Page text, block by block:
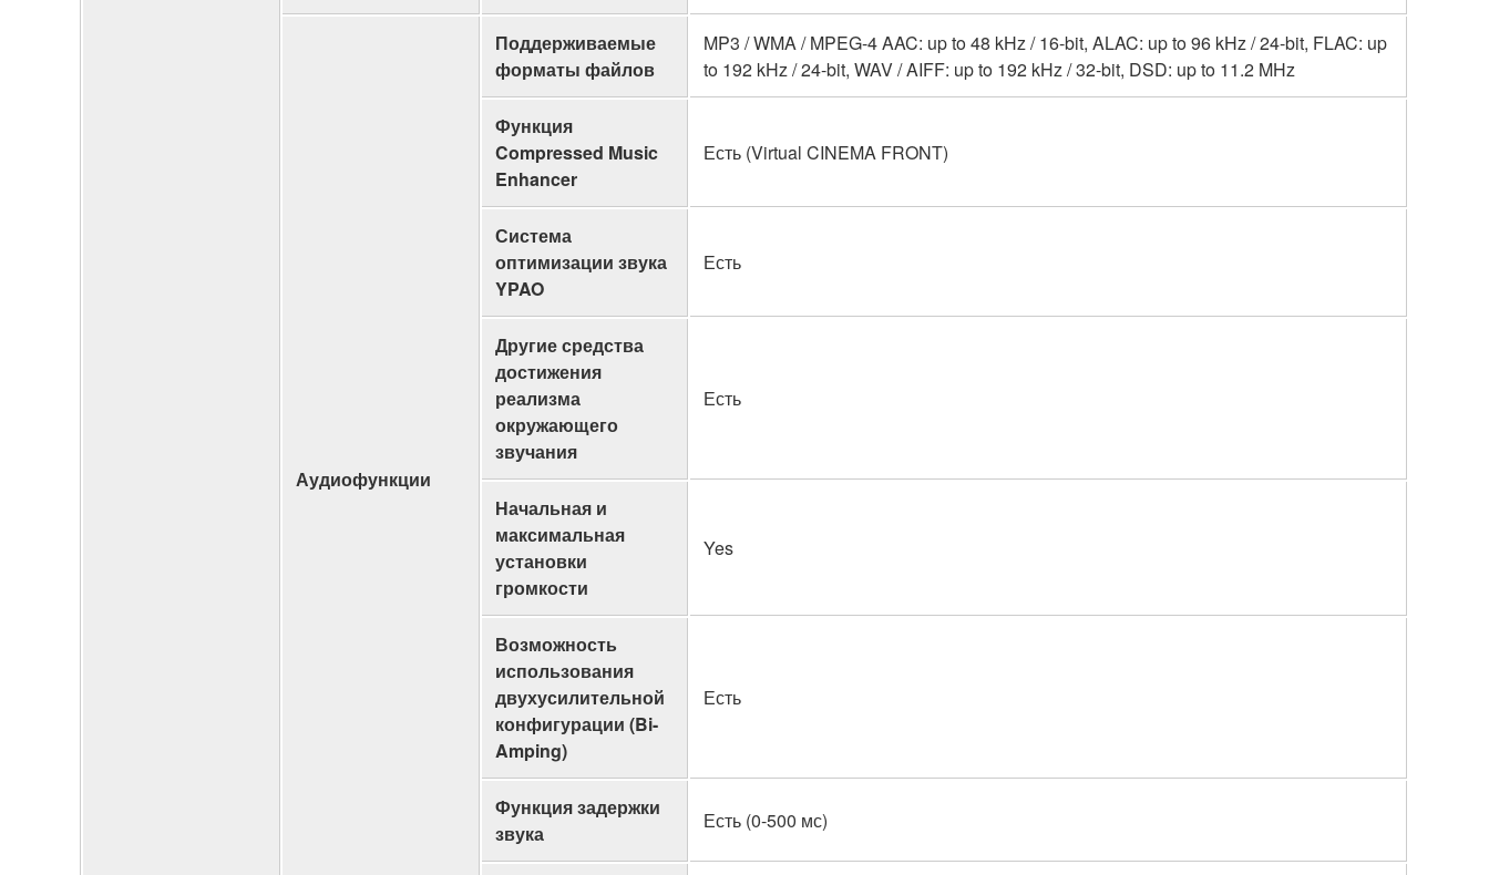
Аудиофункции
Поддерживаемые
форматы файлов
MP3 / WMA / MPEG-4 AAC: up to 48 kHz / 16-bit, ALAC: up to 96 kHz / 24-bit, FLAC: up
to 192 kHz / 24-bit, WAV / AIFF: up to 192 kHz / 32-bit, DSD: up to 11.2 MHz
Функция
Compressed Music
Enhancer
Есть (Virtual CINEMA FRONT)
Система
оптимизации звука
YPAO
Есть
Другие средства
достижения
реализма
окружающего
звучания
Есть
Начальная и
максимальная
установки
громкости
Yes
Возможность
использования
двухусилительной
конфигурации (Bi-
Amping)
Есть
Функция задержки
звука
Есть (0-500 мс)